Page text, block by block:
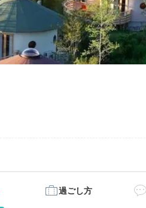
過ごし方